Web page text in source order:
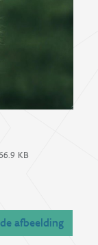
KB
afbeelding